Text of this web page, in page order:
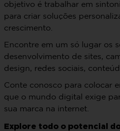
objetivo é trabalhar em
para criar soluções
crescimento.
Encontre em um só lugar os
desenvolvimento de sites,
design, redes sociais,
Conte conosco para colocar
que o mundo digital exige
sua marca na internet.
Explore todo o potencial